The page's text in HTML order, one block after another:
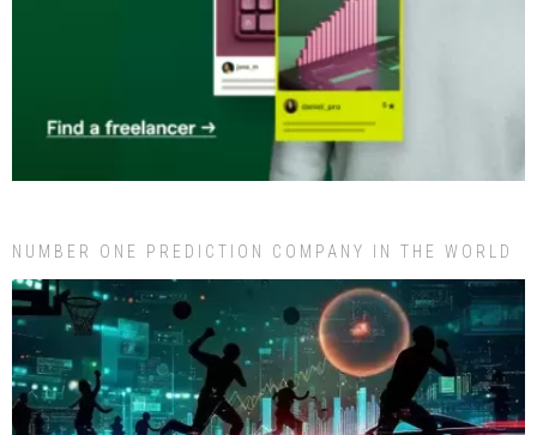
NUMBER ONE PREDICTION COMPANY IN THE WORLD